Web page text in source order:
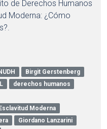
de Derechos Humanos
Moderna: ¿Cómo
Birgit Gerstenberg
derechos humanos
Esclavitud Moderna
Giordano Lanzarini